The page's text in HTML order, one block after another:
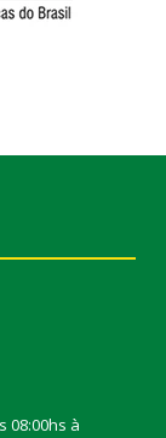
08:00hs à